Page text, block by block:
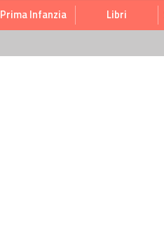
Prima Infanzia Libri